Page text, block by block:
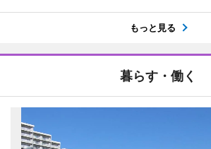
もっと見る
暮らす・働く